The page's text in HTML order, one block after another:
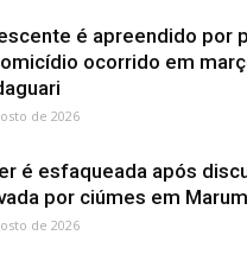
é apreendido por
ocorrido em
de 2026
é esfaqueada após
por ciúmes em
de 2026